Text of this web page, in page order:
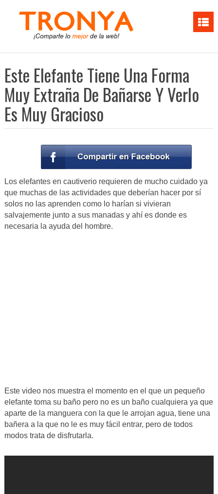
Este Elefante Tiene Una Forma
Muy Extraña De Bañarse Y Verlo
Es Muy Gracioso
Los elefantes en cautiverio requieren de mucho cuidado ya
que muchas de las actividades que deberían hacer por sí
solos no las aprenden como lo harían si vivieran
salvajemente junto a sus manadas y ahí es donde es
necesaria la ayuda del hombre.
Este video nos muestra el momento en el que un pequeño
elefante toma su baño pero no es un baño cualquiera ya que
aparte de la manguera con la que le arrojan agua, tiene una
bañera a la que no le es muy fácil entrar, pero de todos
modos trata de disfrutarla.